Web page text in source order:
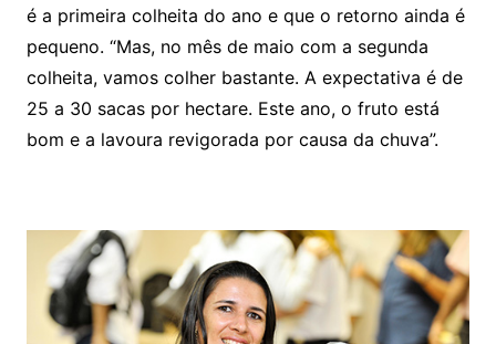
é a primeira colheita do ano e que o retorno ainda é
pequeno. “Mas, no mês de maio com a segunda
colheita, vamos colher bastante. A expectativa é de
25 a 30 sacas por hectare. Este ano, o fruto está
bom e a lavoura revigorada por causa da chuva”.